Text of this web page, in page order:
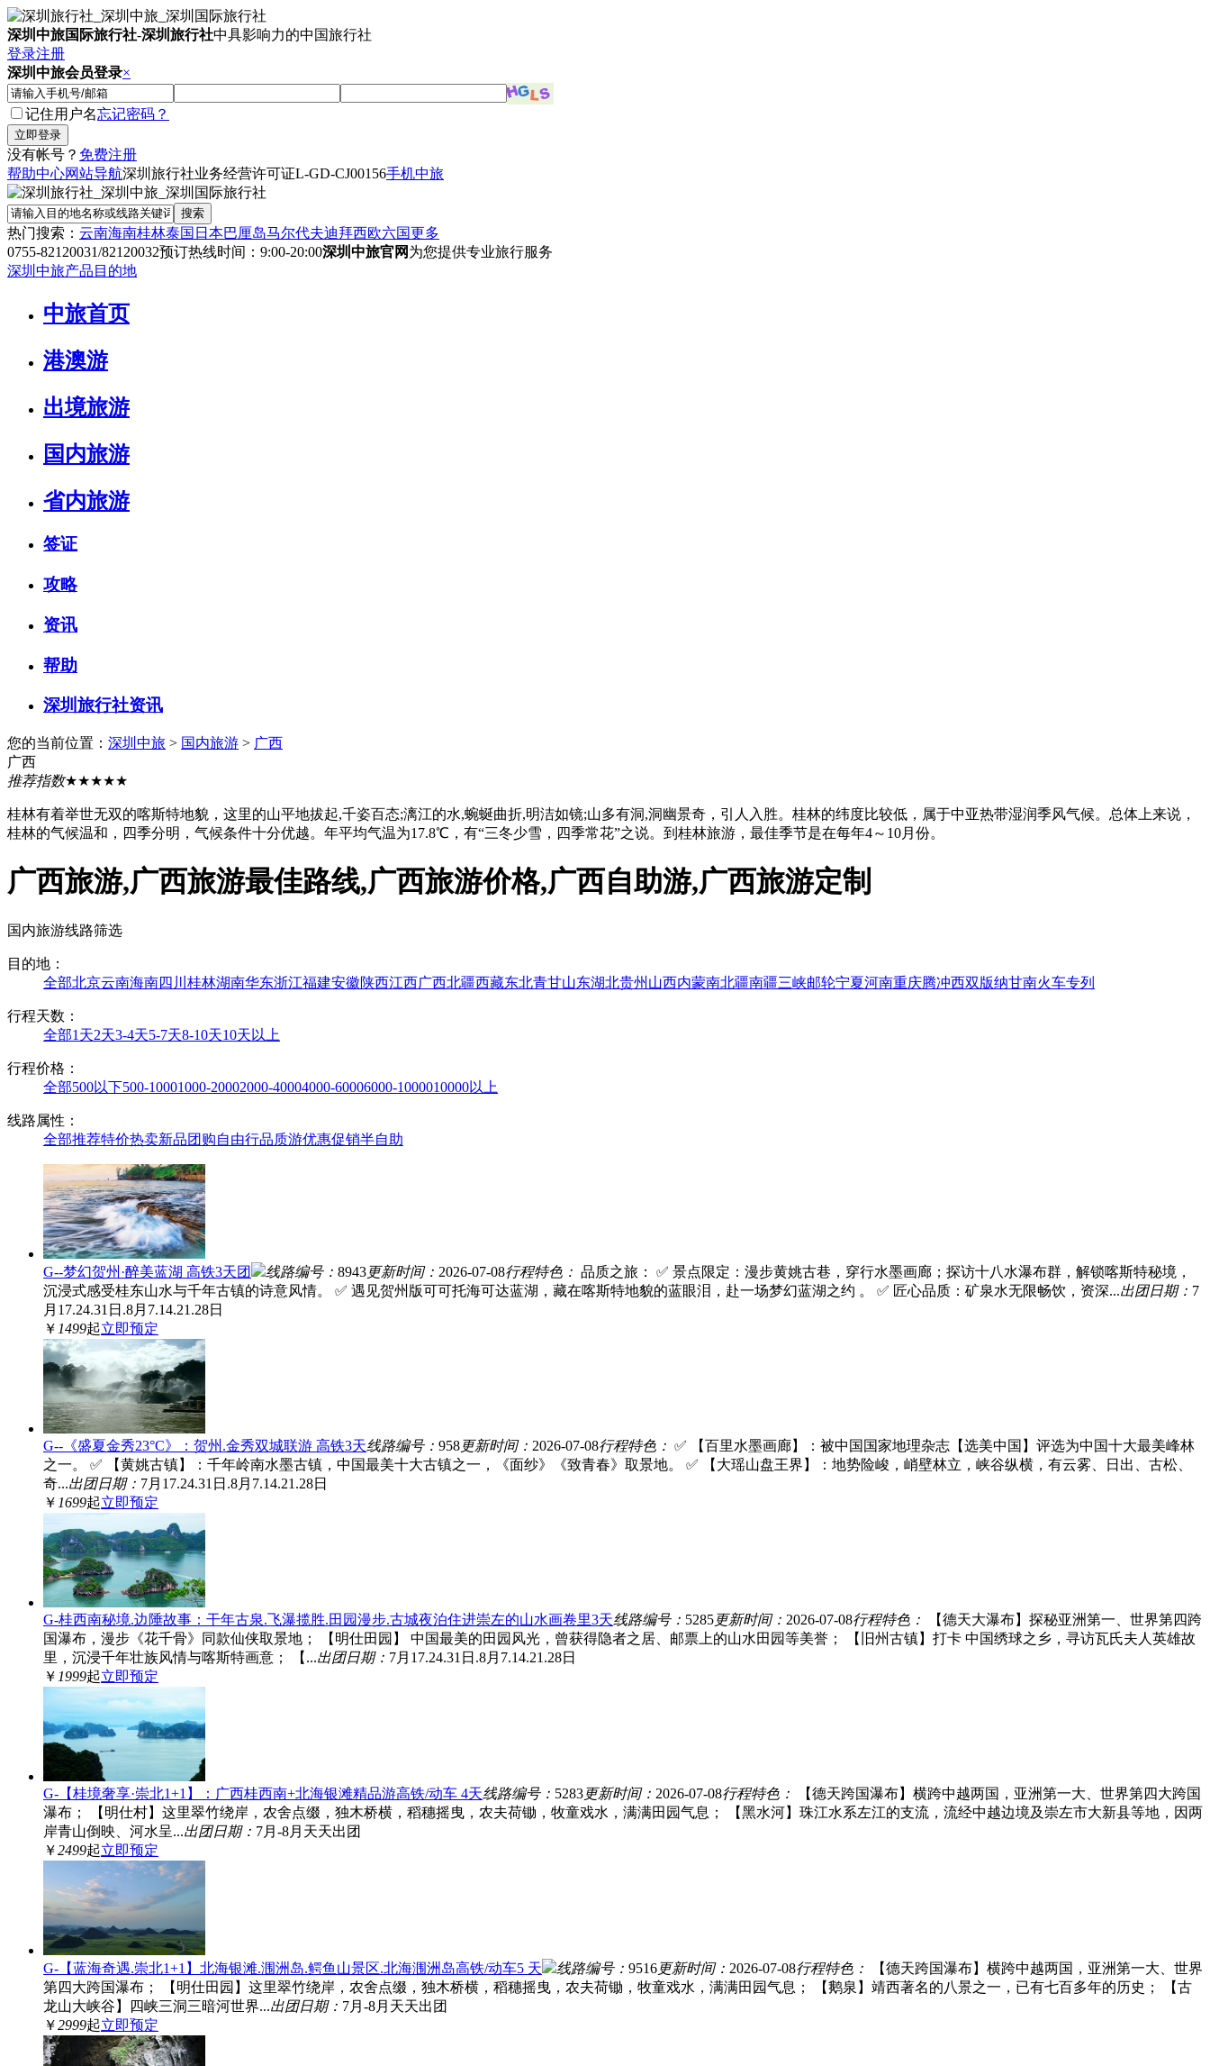
深圳中旅国际旅行社-深圳旅行社中具影响力的中国旅行社
登录注册
深圳中旅会员登录×
记住用户名忘记密码？
没有帐号？ 免费注册
帮助中心网站导航深圳旅行社业务经营许可证L-GD-CJ00156手机中旅
热门搜索： 云南海南桂林泰国 日本巴厘岛马尔代夫迪拜西欧六国更多
0755-82120031/82120032预订热线时间：9:00-20:00深圳中旅官网为您提供专业旅行服务
深圳中旅产品目的地
中旅首页
港澳游
出境旅游
国内旅游
省内旅游
签证
攻略
资讯
帮助
深圳旅行社资讯
您的当前位置： 深圳中旅 > 国内旅游 > 广西
广西
推荐指数★★★★★
桂林有着举世无双的喀斯特地貌，这里的山平地拔起,千姿百态;漓江的水,蜿蜒曲折,明洁如镜;山多有洞,洞幽景奇，引人入胜。桂林的纬度比较低，属于中亚热带湿润季风气候。总体上来说，
桂林的气候温和，四季分明，气候条件十分优越。年平均气温为17.8℃，有“三冬少雪，四季常花”之说。到桂林旅游，最佳季节是在每年4～10月份。
广西旅游,广西旅游最佳路线,广西旅游价格,广西自助游,广西旅游定制
国内旅游线路筛选
目的地：
全部北京云南海南四川 桂林湖南华东浙江福建安徽陕西江西广西北疆西藏东北青甘山东湖北贵州 山西内蒙南北疆南疆三峡邮轮宁夏河南重庆腾冲西双版纳甘南火车专列
行程天数：
全部1天2天3-4天5-7天8-10天10天以上
行程价格：
全部500以下500-10001000-20002000-40004000-60006000-1000010000以上
线路属性：
全部推荐特价热卖新品团购自由行品质游优惠促销半自助
G--梦幻贺州·醉美蓝湖 高铁3天团 线路编号： 8943更新时间： 2026-07-08行程特色： 品质之旅： ✅ 景点限定：漫步黄姚古巷，穿行水墨画廊；探访十八水瀑布群，解锁喀斯特秘境，
沉浸式感受桂东山水与千年古镇的诗意风情。 ✅ 遇见贺州版可可托海可达蓝湖，藏在喀斯特地貌的蓝眼泪，赴一场梦幻蓝湖之约 。 ✅ 匠心品质：矿泉水无限畅饮，资深...出团日期： 7
月17.24.31日.8月7.14.21.28日
￥ 1499起立即预定
G--《盛夏金秀23°C》：贺州.金秀双城联游 高铁3天线路编号： 958更新时间： 2026-07-08行程特色： ✅ 【百里水墨画廊】：被中国国家地理杂志【选美中国】评选为中国十大最美峰林
之一。 ✅ 【黄姚古镇】：千年岭南水墨古镇，中国最美十大古镇之一，《面纱》《致青春》取景地。 ✅ 【大瑶山盘王界】：地势险峻，峭壁林立，峡谷纵横，有云雾、日出、古松、
奇...出团日期： 7月17.24.31日.8月7.14.21.28日
￥ 1699起立即预定
G-桂西南秘境.边陲故事：干年古泉.飞瀑揽胜.田园漫步.古城夜泊住进崇左的山水画卷里3天线路编号： 5285更新时间： 2026-07-08行程特色：
【德天大瀑布】探秘亚洲第一、世界第四跨
国瀑布，漫步《花千骨》同款仙侠取景地； 【明仕田园】 中国最美的田园风光，曾获得隐者之居、邮票上的山水田园等美誉； 【旧州古镇】打卡 中国绣球之乡，寻访瓦氏夫人英雄故
里，沉浸千年壮族风情与喀斯特画意； 【...出团日期： 7月17.24.31日.8月7.14.21.28日
￥ 1999起立即预定
G-【桂境奢享·崇北1+1】：广西桂西南+北海银滩精品游高铁/动车 4天线路编号： 5283更新时间： 2026-07-08行程特色：
【德天跨国瀑布】横跨中越两国，亚洲第一大、世界第四大跨国
瀑布； 【明仕村】这里翠竹绕岸，农舍点缀，独木桥横，稻穗摇曳，农夫荷锄，牧童戏水，满满田园气息； 【黑水河】珠江水系左江的支流，流经中越边境及崇左市大新县等地，因两
岸青山倒映、河水呈...出团日期： 7月-8月天天出团
￥2499起立即预定
G-【蓝海奇遇.崇北1+1】北海银滩.涠洲岛.鳄鱼山景区.北海涠洲岛高铁/动车5 天 线路编号： 9516更新时间： 2026-07-08行程特色：
【德天跨国瀑布】横跨中越两国，亚洲第一大、世界
第四大跨国瀑布； 【明仕田园】这里翠竹绕岸，农舍点缀，独木桥横，稻穗摇曳，农夫荷锄，牧童戏水，满满田园气息； 【鹅泉】靖西著名的八景之一，已有七百多年的历史； 【古
龙山大峡谷】四峡三洞三暗河世界...出团日期： 7月-8月天天出团
￥2999起立即预定